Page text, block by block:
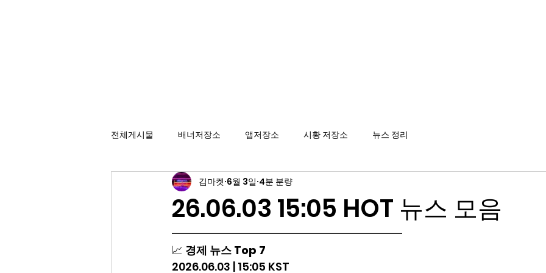
전체게시물 배너저장소 앱저장소 시황 저장소 뉴스 정리
26.06.03 15:05 HOT 뉴스 모음
김마켓 6월 3일 4분 분량
━━━━━━━━━━━━━━━━━━━━━
📈 경제 뉴스 Top 7
2026.06.03 | 15:05 KST